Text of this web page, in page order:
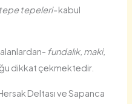
tepeleri-kabul
alanlardan- fundalık, maki,
dikkat çekmektedir.
Deltası ve Sapanca